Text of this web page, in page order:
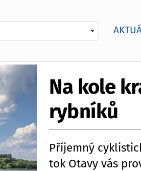
Na kole
rybníků
Příjemný
tok Otavy vás